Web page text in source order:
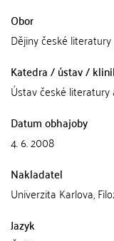
Obor
Dějiny české
Katedra / ústav /
Ústav české
Datum obhajoby
4. 6. 2008
Nakladatel
Univerzita Karlova,
Jazyk